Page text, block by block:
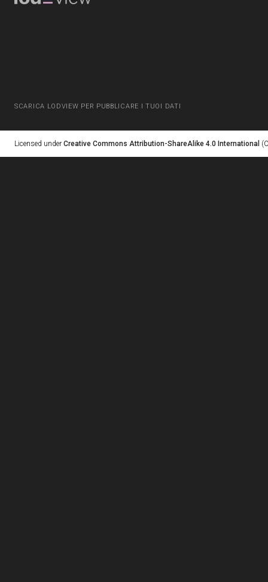
SCARICA LODVIEW PER PUBBLICARE I TUOI DATI
Licensed under Creative Commons Attribution-ShareAlike 4.0 International